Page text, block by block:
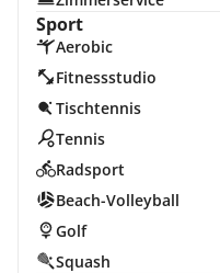
Sport
Aerobic
Fitnessstudio
Tischtennis
Tennis
Radsport
Beach-Volleyball
Golf
Squash